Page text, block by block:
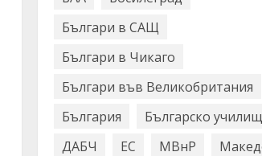
Българи в САЩ
Българи в Чикаго
Българи във Великобритания
България
Българско
ДАБЧ
ЕС МВнР